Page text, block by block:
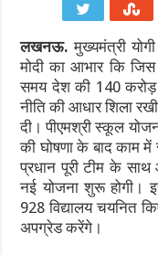
IND vs SL 2026:
IND vs SL Test Series
600वां टेस्ट: भारतीय
WTC Final Race 2025-
लखनऊ. मुख्यमंत्री
मोदी का आभार कि
समय देश की 140 करोड़
नीति की आधार शिला
दी। पीएमश्री स्कूल
की घोषणा के बाद काम में
प्रधान पूरी टीम के
नई योजना शुरू
928 विद्यालय चयनित
अपग्रेड करेंगे।